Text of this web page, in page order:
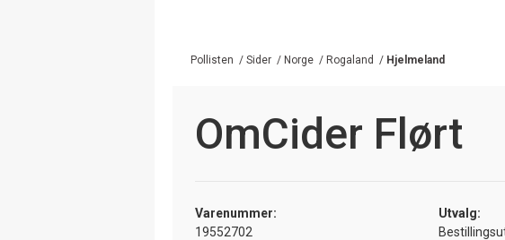
Pollisten / Sider / Norge / Rogaland / Hjelmeland
OmCider Flørt
Varenummer:
19552702
Utvalg: